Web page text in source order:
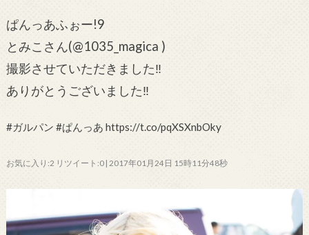
ぱんっあふぉー!9
とみこさん(@1035_magica )
撮影させていただきました‼︎
ありがとうございました‼︎
#ガルパン #ぱんっあ https://t.co/pqXSXnbOky
お気に入り:2 リツイート:0 | 2017年01月24日 15時11分48秒